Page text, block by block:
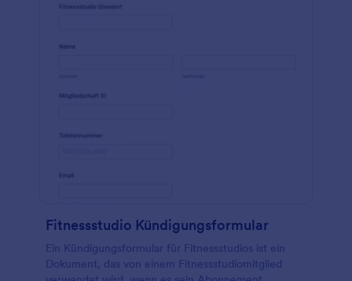
Fitnessstudio Kündigungsformular
Ein Kündigungsformular für Fitnessstudios ist ein
Dokument, das von einem Fitnessstudiomitglied